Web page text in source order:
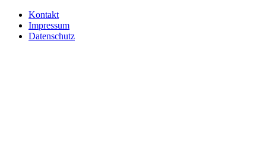
Kontakt
Impressum
Datenschutz